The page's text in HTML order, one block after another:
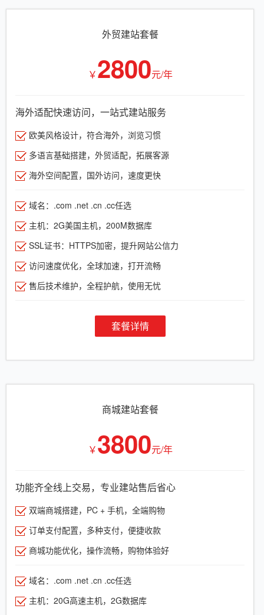
外贸建站套餐
￥2800元/年
海外适配快速访问，一站式建站服务
欧美风格设计，符合海外，浏览习惯
多语言基础搭建，外贸适配，拓展客源
海外空间配置，国外访问，速度更快
域名：.com .net .cn .cc任选
主机：2G美国主机，200M数据库
SSL证书：HTTPS加密，提升网站公信力
访问速度优化，全球加速，打开流畅
售后技术维护，全程护航，使用无忧
套餐详情
商城建站套餐
￥3800元/年
功能齐全线上交易，专业建站售后省心
双端商城搭建，PC + 手机，全端购物
订单支付配置，多种支付，便捷收款
商城功能优化，操作流畅，购物体验好
域名：.com .net .cn .cc任选
主机：20G高速主机，2G数据库